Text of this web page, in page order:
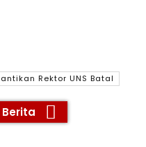
Rektor UNS Batal